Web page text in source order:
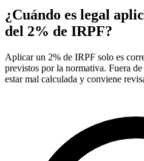
¿Cuándo es legal
del 2% de IRPF?
Aplicar un 2% de IRPF solo es
previstos por la normativa. Fuera
estar mal calculada y conviene